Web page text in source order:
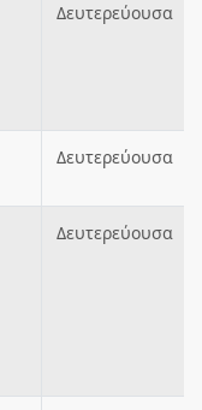
Δευτερεύουσα
Δευτερεύουσα
Δευτερεύουσα